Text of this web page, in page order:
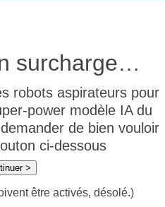
surcharge…
robots aspirateurs pour
power modèle IA du
de bien vouloir
ci-dessous
>
être activés, désolé.)